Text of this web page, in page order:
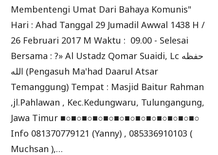
Membentengi Umat Dari Bahaya Komunis"
Hari : Ahad Tanggal 29 Jumadil Awwal 1438 H /
26 Februari 2017 M Waktu : 09.00 - Selesai
Bersama : ?» Al Ustadz Qomar Suaidi, Lc حفظه
الله (Pengasuh Ma'had Daarul Atsar
Temanggung) Tempat : Masjid Baitur Rahman
,jl.Pahlawan , Kec.Kedungwaru, Tulungangung,
Jawa Timur ■○■○■○■○■○■○■○■○■○■○■○■○■○
Info 081370779121 (Yanny) , 085336910103 (
Muchsan ),…